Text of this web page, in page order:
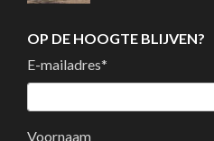
OP DE HOOGTE BLIJVEN?
E-mailadres*
Voornaam